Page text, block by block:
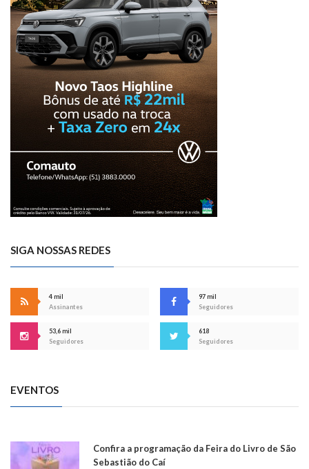
SIGA NOSSAS REDES
4 mil
Assinantes
97 mil
Seguidores
53,6 mil
Seguidores
618
Seguidores
EVENTOS
Confira a programação da Feira do Livro de São
Sebastião do Caí